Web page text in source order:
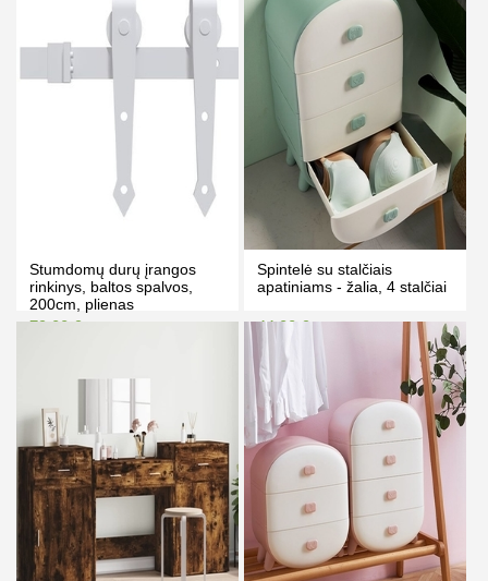
PIRKTI
Stumdomų durų įrangos
rinkinys, baltos spalvos,
200cm, plienas
79.00 €
Spintelė su stalčiais
apatiniams - žalia, 4 stalčiai
44.00 €
Kaina prisijungus
48.00 €